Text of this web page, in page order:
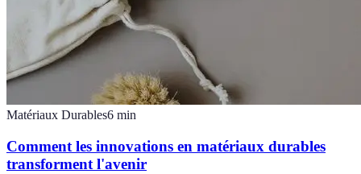
Matériaux Durables6 min
Comment les innovations en matériaux durables
transforment l'avenir